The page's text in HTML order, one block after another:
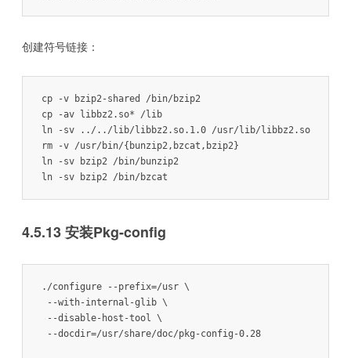
创建符号链接：
cp -v bzip2-shared /bin/bzip2
cp -av libbz2.so* /lib
ln -sv ../../lib/libbz2.so.1.0 /usr/lib/libbz2.so
rm -v /usr/bin/{bunzip2,bzcat,bzip2}
ln -sv bzip2 /bin/bunzip2
4.5.13 安装Pkg-config
./configure --prefix=/usr \
--with-internal-glib \
--disable-host-tool \
--docdir=/usr/share/doc/pkg-config-0.28